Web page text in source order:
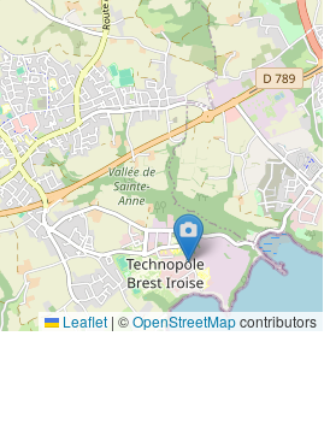
Leaflet | ©OpenStreetMapcontributors